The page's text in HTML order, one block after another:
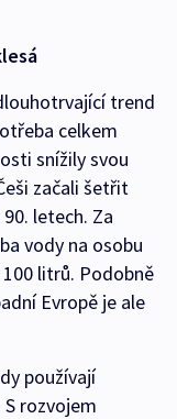
trend
celkem
snížily svou
začali šetřit
letech. Za
vody na osobu
litrů. Podobně
Evropě je ale
používají
rozvojem